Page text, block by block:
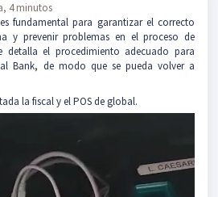
4 minutos
fundamental para garantizar el correcto
y prevenir problemas en el proceso de
detalla el procedimiento adecuado para
Bank, de modo que se pueda volver a
la fiscal y el POS de global.